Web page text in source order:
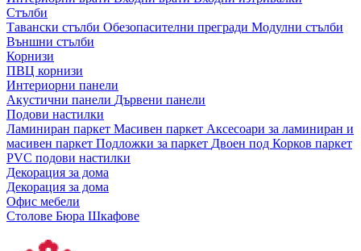
Стълби
Тавански стълби Обезопасителни прегради Модулни стълби
Външни стълби
Корнизи
ПВЦ корнизи
Интериорни панели
Акустични панели Дървени панели
Подови настилки
Ламиниран паркет Масивен паркет Аксесоари за ламиниран и
масивен паркет Подложки за паркет Двоен под Корков паркет
PVC подови настилки
Декорация за дома
Декорация за дома
Офис мебели
Столове Бюра Шкафове